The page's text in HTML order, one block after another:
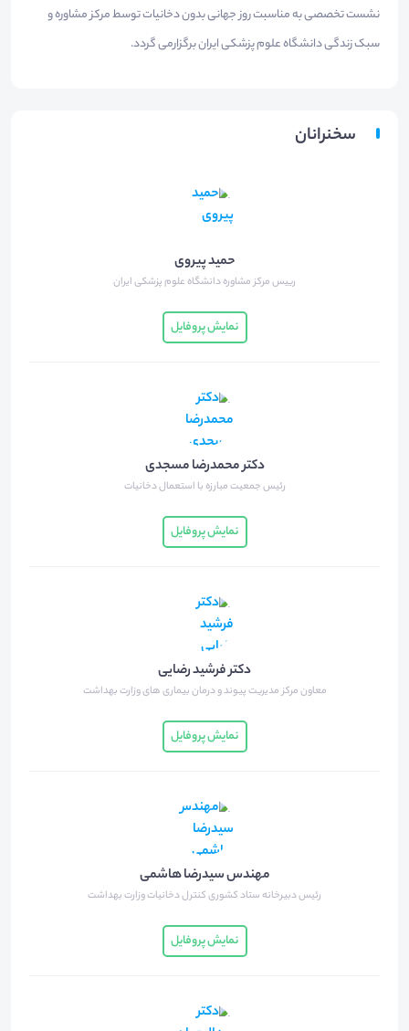
نشست تخصصی به مناسبت روز جهانی بدون دخانیات توسط مرکز مشاوره و
سبک زندگی دانشگاه علوم پزشکی ایران برگزارمی گردد.
سخنرانان
حمید پیروی
رییس مرکز مشاوره دانشگاه علوم پزشکی ایران
نمایش پروفایل
دکتر محمدرضا مسجدی
رئیس جمعیت مبارزه با استعمال دخانیات
نمایش پروفایل
دکتر فرشید رضایی
معاون مرکز مدیریت پیوند و درمان بیماری های وزارت بهداشت
نمایش پروفایل
مهندس سیدرضا هاشمی
رئیس دبیرخانه ستاد کشوری کنترل دخانیات وزارت بهداشت
نمایش پروفایل